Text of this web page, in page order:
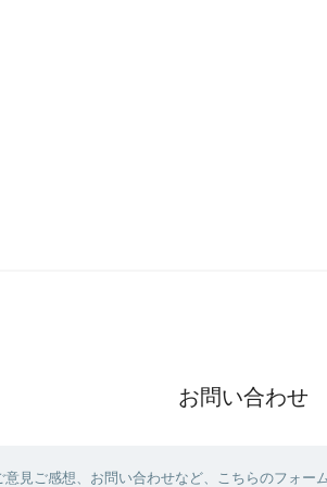
お問い合わせ
意見ご感想、お問い合わせなど、こちらのフォー